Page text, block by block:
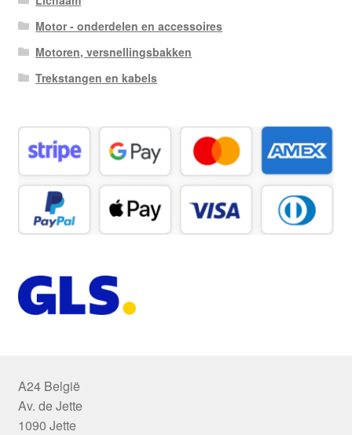
Motor - onderdelen en accessoires
Motoren, versnellingsbakken
Trekstangen en kabels
A24 België
Av. de Jette
1090 Jette